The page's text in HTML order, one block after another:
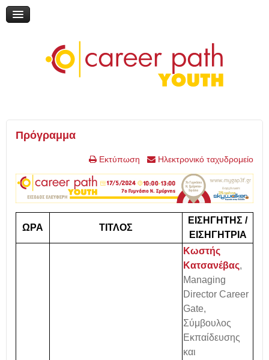
Online Ημερίδα: "Επικαιροποιώντας την τηλεμάθηση"
My Gap Feel & Fill Festival
Πρόγραμμα
Εκτύπωση Ηλεκτρονικό ταχυδρομείο
ΩΡΑ ΤΙΤΛΟΣ
ΕΙΣΗΓΗΤΗΣ /
ΕΙΣΗΓΗΤΡΙΑ
Κωστής
Κατσανέβας,
Managing
Director Career
Gate,
Σύμβουλος
Εκπαίδευσης
και